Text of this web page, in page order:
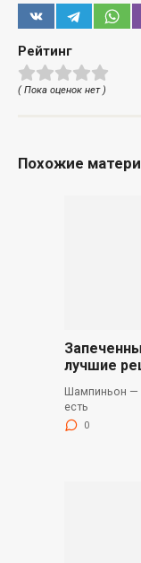
Рейтинг
( Пока оценок нет )
Похожие
лучшие
Шампиньон —
есть
0